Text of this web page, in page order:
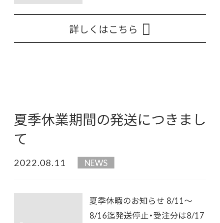
詳しくはこちら
夏季休業期間の発送につきまし
て
2022.08.11 NEWS
夏季休暇のお知らせ 8/11～
8/16迄発送停止・受注分は8/17